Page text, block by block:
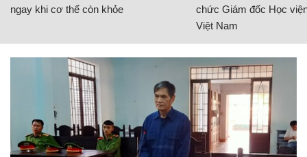
ngay khi cơ thể còn khỏe
chức Giám đốc Học
Việt Nam